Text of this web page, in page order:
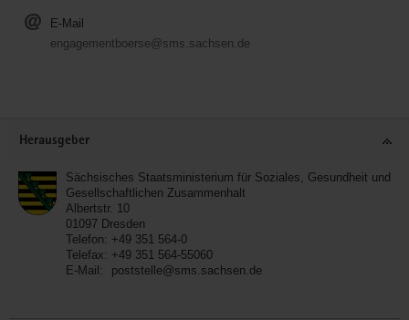
E-Mail
engagementboerse@sms.sachsen.de
Herausgeber
Sächsisches Staatsministerium für Soziales, Gesundheit und
Gesellschaftlichen Zusammenhalt
Albertstr. 10
01097 Dresden
Telefon: +49 351 564-0
Telefax: +49 351 564-55060
E-Mail:
poststelle@sms.sachsen.de